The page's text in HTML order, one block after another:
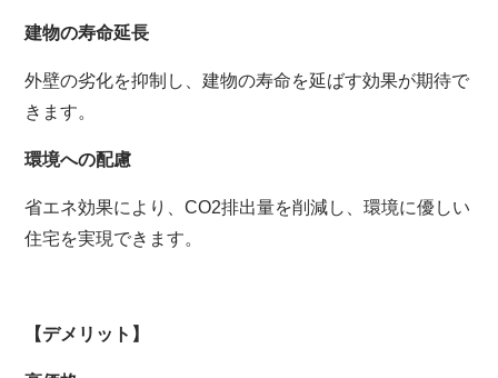
建物の寿命延長
外壁の劣化を抑制し、建物の寿命を延ばす効果が期待で
きます。
環境への配慮
省エネ効果により、CO2排出量を削減し、環境に優しい
住宅を実現できます。
【デメリット】